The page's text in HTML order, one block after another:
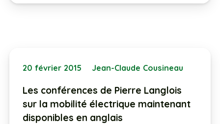
20 février 2015 Jean-Claude Cousineau
Les conférences de Pierre Langlois
sur la mobilité électrique maintenant
disponibles en anglais